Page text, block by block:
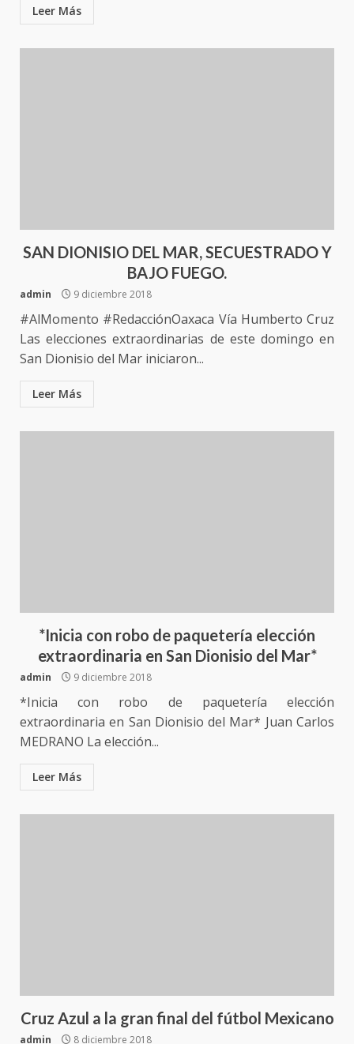
Leer Más
SAN DIONISIO DEL MAR, SECUESTRADO Y
BAJO FUEGO.
admin 9 diciembre 2018
#AlMomento #RedacciónOaxaca Vía Humberto Cruz
Las elecciones extraordinarias de este domingo en
San Dionisio del Mar iniciaron...
Leer Más
*Inicia con robo de paquetería elección
extraordinaria en San Dionisio del Mar*
admin 9 diciembre 2018
*Inicia con robo de paquetería elección
extraordinaria en San Dionisio del Mar* Juan Carlos
MEDRANO La elección...
Leer Más
Cruz Azul a la gran final del fútbol Mexicano
admin 8 diciembre 2018